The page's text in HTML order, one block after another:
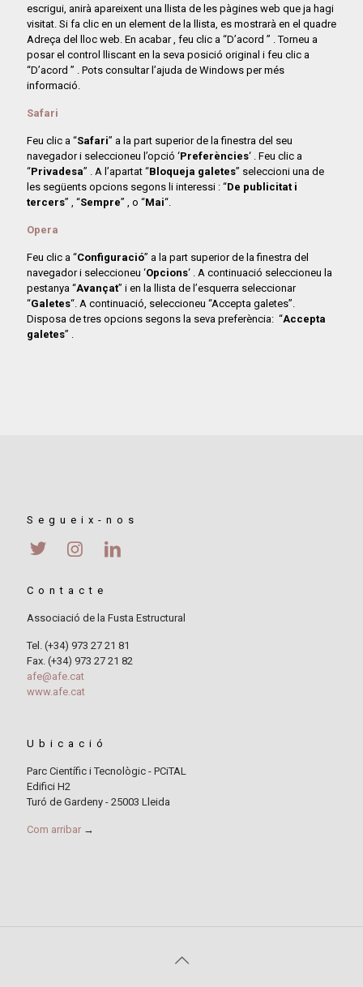
escrigui, anirà apareixent una llista de les pàgines web que ja hagi
visitat. Si fa clic en un element de la llista, es mostrarà en el quadre
Adreça del lloc web. En acabar , feu clic a “D’acord ” . Torneu a
posar el control lliscant en la seva posició original i feu clic a
“D’acord ” . Pots consultar l’ajuda de Windows per més
informació.
Safari
Feu clic a “Safari” a la part superior de la finestra del seu
navegador i seleccioneu l’opció ‘Preferències‘ . Feu clic a
“Privadesa” . A l’apartat “Bloqueja galetes” seleccioni una de
les següents opcions segons li interessi : “De publicitat i
tercers” , “Sempre” , o “Mai“.
Opera
Feu clic a “Configuració” a la part superior de la finestra del
navegador i seleccioneu ‘Opcions‘ . A continuació seleccioneu la
pestanya “Avançat” i en la llista de l’esquerra seleccionar
“Galetes“. A continuació, seleccioneu “Accepta galetes”.
Disposa de tres opcions segons la seva preferència: “Accepta
galetes” .
Segueix-nos
Contacte
Associació de la Fusta Estructural
Tel. (+34) 973 27 21 81
Fax. (+34) 973 27 21 82
afe@afe.cat
www.afe.cat
Ubicació
Parc Científic i Tecnològic - PCiTAL
Edifici H2
Turó de Gardeny - 25003 Lleida
Com arribar →